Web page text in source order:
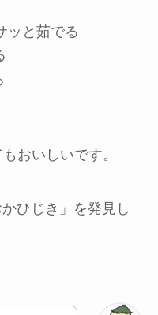
ッと茹でる
おいしいです。
ひじき」を発見し